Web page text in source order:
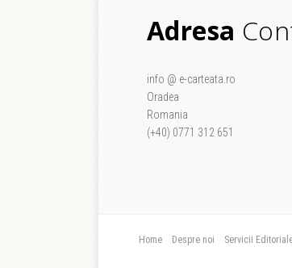
Adresa
info @ e-carteata.ro
Oradea
Romania
(+40) 0771 312 651
Home Despre noi Servicii